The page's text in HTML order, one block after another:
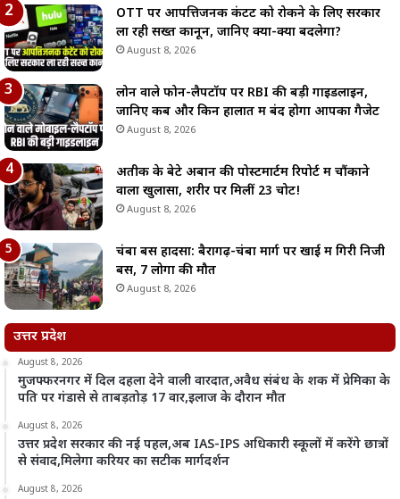
OTT पर आपत्तिजनक कंटेंट को रोकने के लिए सरकार
ला रही सख्त कानून, जानिए क्या-क्या बदलेगा?
August 8, 2026
लोन वाले फोन-लैपटॉप पर RBI की बड़ी गाइडलाइन,
जानिए कब और किन हालात में बंद होगा आपका गैजेट
August 8, 2026
अतीक के बेटे अबान की पोस्टमार्टम रिपोर्ट में चौंकाने
वाला खुलासा, शरीर पर मिलीं 23 चोटें!
August 8, 2026
चंबा बस हादसा: बैरागढ़-चंबा मार्ग पर खाई में गिरी निजी
बस, 7 लोगों की मौत
August 8, 2026
उत्तर प्रदेश
August 8, 2026
मुजफ्फरनगर में दिल दहला देने वाली वारदात,अवैध संबंध के शक में प्रेमिका के
पति पर गंडासे से ताबड़तोड़ 17 वार,इलाज के दौरान मौत
August 8, 2026
उत्तर प्रदेश सरकार की नई पहल,अब IAS-IPS अधिकारी स्कूलों में करेंगे छात्रों
से संवाद,मिलेगा करियर का सटीक मार्गदर्शन
August 8, 2026